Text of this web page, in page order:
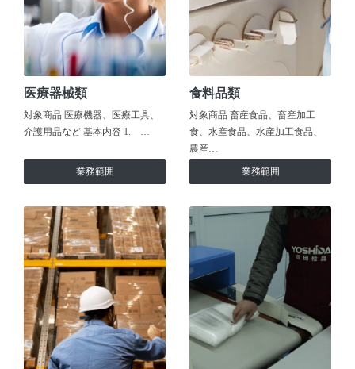
医療器械類
対象商品 医療機器、医療工具、
介護用品など 基本内容 1. …
業務範囲
食料品類
対象商品 畜産食品、畜産加工
食、水産食品、水産加工食品、
農産…
業務範囲